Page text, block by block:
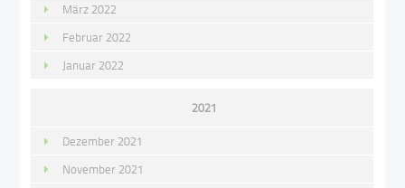
März 2022
Februar 2022
Januar 2022
2021
Dezember 2021
November 2021